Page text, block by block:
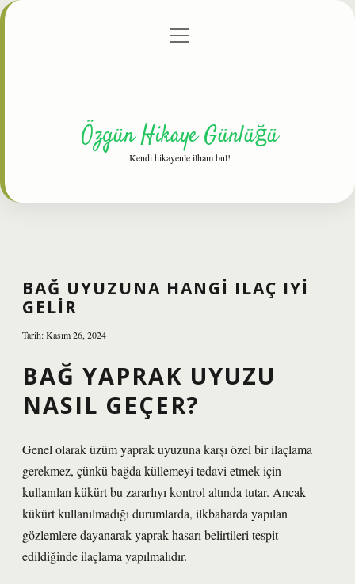
Gizlilik Politikası
menüyü
Özgün Hikaye Günlüğü
Kendi hikayenle ilham bul!
BAĞ UYUZUNA HANGI ILAÇ IYI
GELIR
Tarih: Kasım 26, 2024
BAĞ YAPRAK UYUZU
NASIL GEÇER?
Genel olarak üzüm yaprak uyuzuna karşı özel bir ilaçlama
gerekmez, çünkü bağda küllemeyi tedavi etmek için
kullanılan kükürt bu zararlıyı kontrol altında tutar. Ancak
kükürt kullanılmadığı durumlarda, ilkbaharda yapılan
gözlemlere dayanarak yaprak hasarı belirtileri tespit
edildiğinde ilaçlama yapılmalıdır.